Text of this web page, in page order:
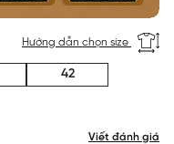
Viết đánh giá
Hướng dẫn chọn size
42